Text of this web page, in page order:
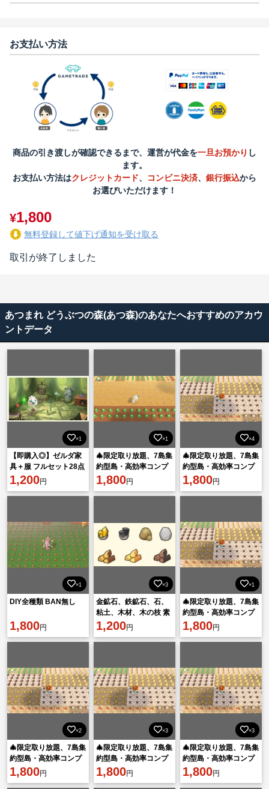
お支払い方法
商品の引き渡しが確認できるまで、運営が代金を一旦お預かり し
ます。
お支払い方法はクレジットカード、 コンビニ決済、 銀行振込から
お選びいただけます！
¥1,800
無料登録して値下げ通知を受け取る
取引が終了しました
あつまれ どうぶつの森(あつ森)のあなたへおすすめのアカウ
ントデータ
×1
【即購入◎】ゼルダ家
具＋服 フルセット28点
1,200円
×1
🎄限定取り放題、7島集
約型島・高効率コンプ
リートする！
1,800円
×4
🎄限定取り放題、7島集
約型島・高効率コンプ
リートする！
1,800円
×1
DIY全種類 BAN無し
1,800円
×3
金鉱石、鉄鉱石、石、
粘土、木材、木の枝 素
材・材料 BAN無し
1,200円
×1
🎄限定取り放題、7島集
約型島・高効率コンプ
リートする！
1,800円
×2
🎄限定取り放題、7島集
約型島・高効率コンプ
リートする！
1,800円
×3
🎄限定取り放題、7島集
約型島・高効率コンプ
リートする！
1,800円
×3
🎄限定取り放題、7島集
約型島・高効率コンプ
リートする！
1,800円